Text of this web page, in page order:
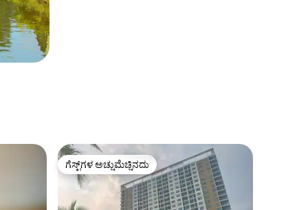
ಗೆಸ್ಟ್‌ಗಳ ಅಚ್ಚುಮೆಚ್ಚಿನದು
ಗೆಸ್ಟ್‌ಗಳ ಅಚ್ಚುಮೆಚ್ಚಿನದು